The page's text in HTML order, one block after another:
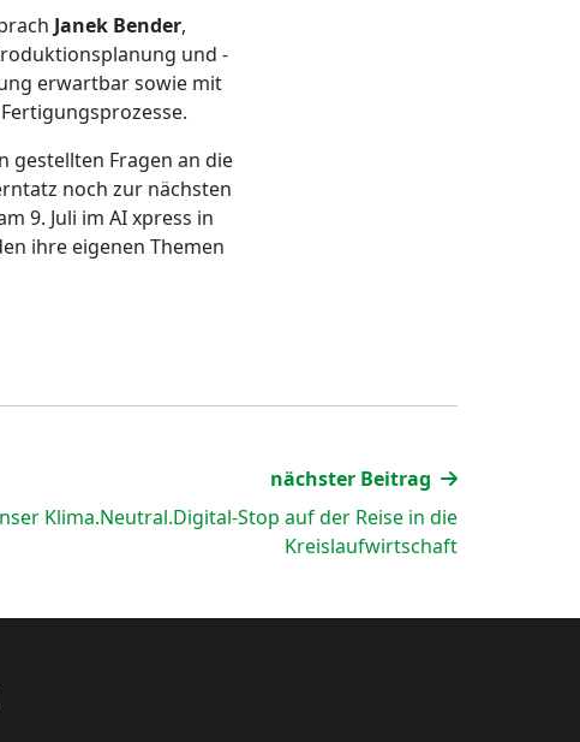
Janek Bender,
und -
erwartbar sowie mit
gestellten Fragen an die
noch zur nächsten
9. Juli im AI xpress in
ihre eigenen Themen
nächster Beitrag
Klima.Neutral.Digital-Stop auf der Reise in die
Kreislaufwirtschaft